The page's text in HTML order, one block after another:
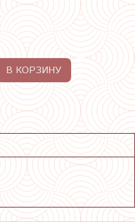
В КОРЗИНУ